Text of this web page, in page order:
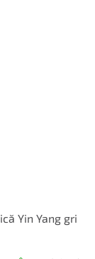
Yin Yang gri